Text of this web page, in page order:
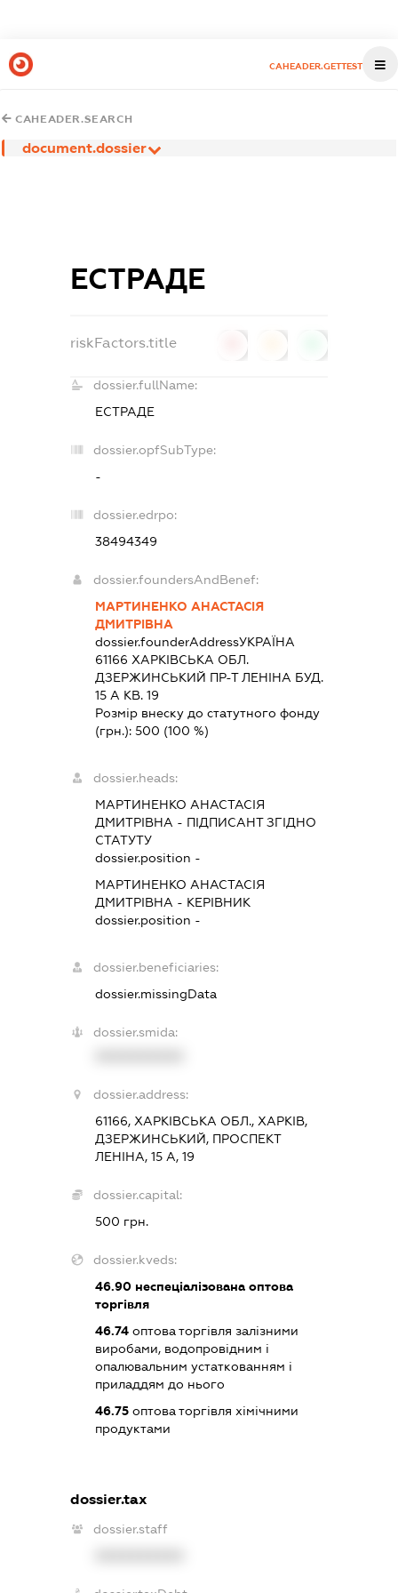
CAHEADER.GETTEST
CAHEADER.SEARCH
document.dossier
ЕСТРАДЕ
riskFactors.title
dossier.fullName:
ЕСТРАДЕ
dossier.opfSubType:
-
dossier.edrpo:
38494349
dossier.foundersAndBenef:
МАРТИНЕНКО АНАСТАСІЯ
ДМИТРІВНА
dossier.founderAddressУКРАЇНА
61166 ХАРКIВСЬКА ОБЛ.
ДЗЕРЖИНСЬКИЙ ПР-Т ЛЕНІНА БУД.
15 А КВ. 19
Розмір внеску до статутного фонду
(грн.): 500 (100 %)
dossier.heads:
МАРТИНЕНКО АНАСТАСІЯ
ДМИТРІВНА - ПІДПИСАНТЗГІДНО
СТАТУТУ
dossier.position -
МАРТИНЕНКО АНАСТАСІЯ
ДМИТРІВНА - КЕРІВНИК
dossier.position -
dossier.beneficiaries:
dossier.missingData
dossier.smida:
dossier.address:
61166, ХАРКІВСЬКА ОБЛ., ХАРКІВ,
ДЗЕРЖИНСЬКИЙ, ПРОСПЕКТ
ЛЕНІНА, 15 А, 19
dossier.capital:
500 грн.
dossier.kveds:
46.90неспеціалізована оптова
торгівля
46.74оптова торгівля залізними
виробами, водопровідним і
опалювальним устаткованням і
приладдям до нього
46.75оптова торгівля хімічними
продуктами
dossier.tax
dossier.staff